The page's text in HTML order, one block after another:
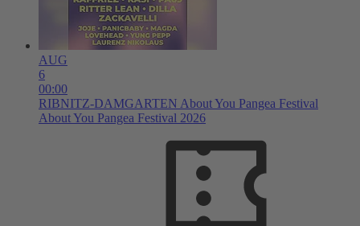
AUG
6
00:00
RIBNITZ-DAMGARTEN About You Pangea Festival
About You Pangea Festival 2026